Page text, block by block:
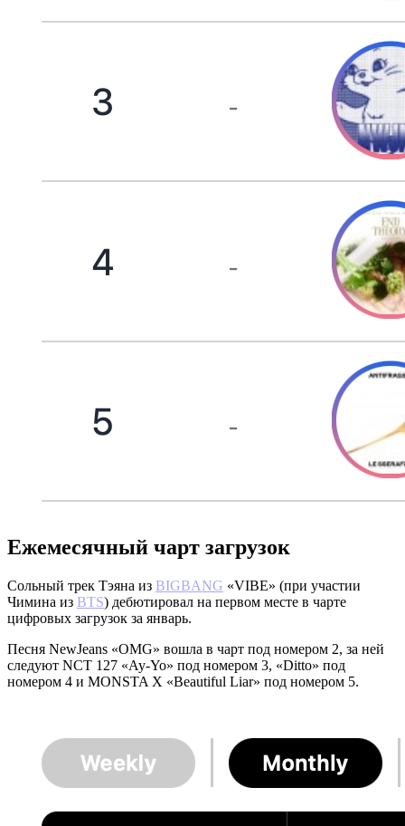
Ежемесячный чарт загрузок
Сольный трек Тэяна из BIGBANG «VIBE» (при участии
Чимина из BTS) дебютировал на первом месте в чарте
цифровых загрузок за январь.
Песня NewJeans «OMG» вошла в чарт под номером 2, за ней
следуют NCT 127 «Ay-Yo» под номером 3, «Ditto» под
номером 4 и MONSTA X «Beautiful Liar» под номером 5.